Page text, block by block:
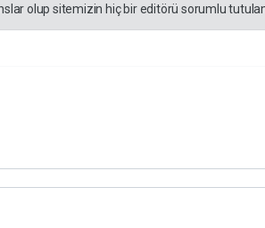
olup sitemizin hiç bir editörü sorumlu